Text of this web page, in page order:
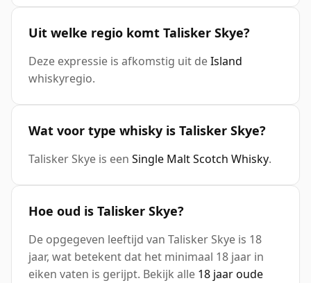
Uit welke regio komt Talisker Skye?
Deze expressie is afkomstig uit deIsland
whiskyregio.
Wat voor type whisky is Talisker Skye?
Talisker Skye is een Single Malt Scotch Whisky.
Hoe oud is Talisker Skye?
De opgegeven leeftijd van Talisker Skye is 18
jaar, wat betekent dat het minimaal 18 jaar in
eiken vaten is gerijpt. Bekijk alle 18 jaar oude